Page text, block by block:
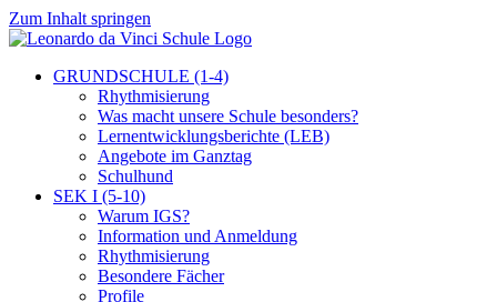
Zum Inhalt springen
GRUNDSCHULE (1-4)
Rhythmisierung
Was macht unsere Schule besonders?
Lernentwicklungsberichte (LEB)
Angebote im Ganztag
Schulhund
SEK I (5-10)
Warum IGS?
Information und Anmeldung
Rhythmisierung
Besondere Fächer
Profile